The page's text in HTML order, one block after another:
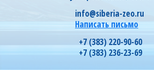
info@siberia-zeo.ru
Написать письмо
+7 (383) 220-90-60
+7 (383) 236-23-69